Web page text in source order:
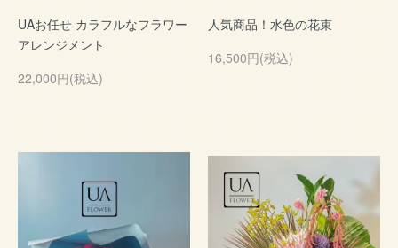
UAお任せ カラフルなフラワー
アレンジメント
22,000円(税込)
人気商品！水色の花束
16,500円(税込)